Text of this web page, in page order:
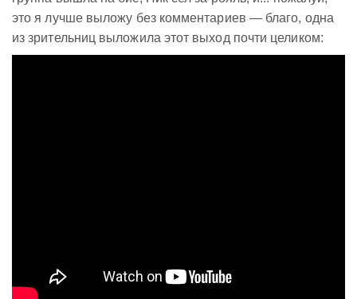
это я лучше выложу без комментариев — благо, одна
из зрительниц выложила этот выход почти целиком: